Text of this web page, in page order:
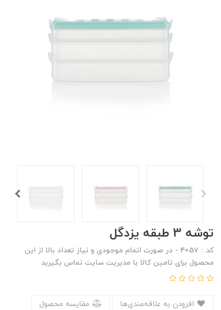
توشه 3 طبقه یزدگل
کد : 4057 - در صورت اتمام موجودی و نیاز تعداد بالا از این
محصول برای تامین کالا با مدیریت سایت تماس بگیرید
مقایسه محصول